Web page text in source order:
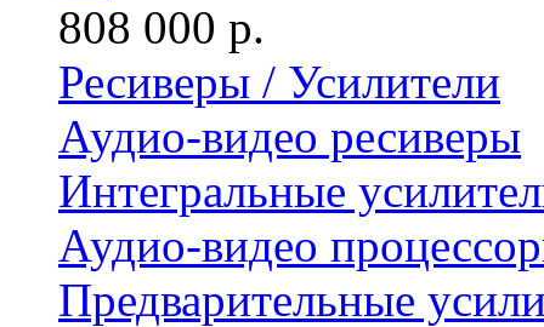
808 000 р.
Ресиверы / Усилители
Аудио-видео ресиверы
Интегральные
Аудио-видео
Предварительные